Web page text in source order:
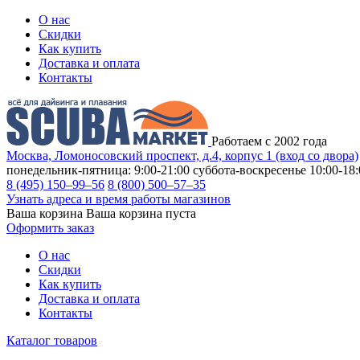
О нас
Скидки
Как купить
Доставка и оплата
Контакты
Работаем с 2002 года
Москва, Ломоносовский проспект, д.4, корпус 1 (вход со двора)
понедельник-пятница: 9:00-21:00 суббота-воскресенье 10:00-
8 (495) 150–99–56 8 (800) 500–57–35
Узнать адреса и время работы магазинов
Ваша корзина Ваша корзина пуста
Оформить заказ
О нас
Скидки
Как купить
Доставка и оплата
Контакты
Каталог товаров